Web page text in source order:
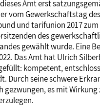
Amt erst
vom Gewerkschaftstag
und tarifunion 2017 zum
des
gewählt wurde. Eine
Das Amt hat Ulrich
kompetent,
Durch seine schwere
gezwungen, es mit Wirkung